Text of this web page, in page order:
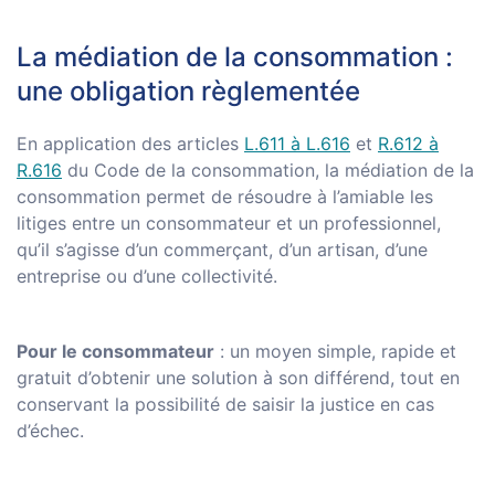
La médiation de la consommation :
une obligation règlementée
En application des articles L.611 à L.616 et R.612 à
R.616 du Code de la consommation, la médiation de la
consommation permet de résoudre à l’amiable les
litiges entre un consommateur et un professionnel,
qu’il s’agisse d’un commerçant, d’un artisan, d’une
entreprise ou d’une collectivité.
Pour le consommateur : un moyen simple, rapide et
gratuit d’obtenir une solution à son différend, tout en
conservant la possibilité de saisir la justice en cas
d’échec.